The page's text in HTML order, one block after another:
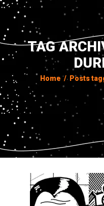
TAG
Home / Posts